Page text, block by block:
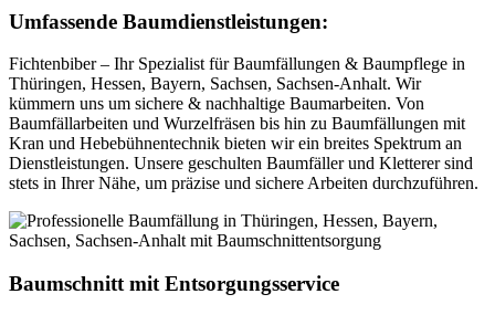
Umfassende Baumdienstleistungen:
Fichtenbiber – Ihr Spezialist für Baumfällungen & Baumpflege in
Thüringen, Hessen, Bayern, Sachsen, Sachsen-Anhalt. Wir
kümmern uns um sichere & nachhaltige Baumarbeiten. Von
Baumfällarbeiten und Wurzelfräsen bis hin zu Baumfällungen mit
Kran und Hebebühnentechnik bieten wir ein breites Spektrum an
Dienstleistungen. Unsere geschulten Baumfäller und Kletterer sind
stets in Ihrer Nähe, um präzise und sichere Arbeiten durchzuführen.
Baumschnitt mit Entsorgungsservice